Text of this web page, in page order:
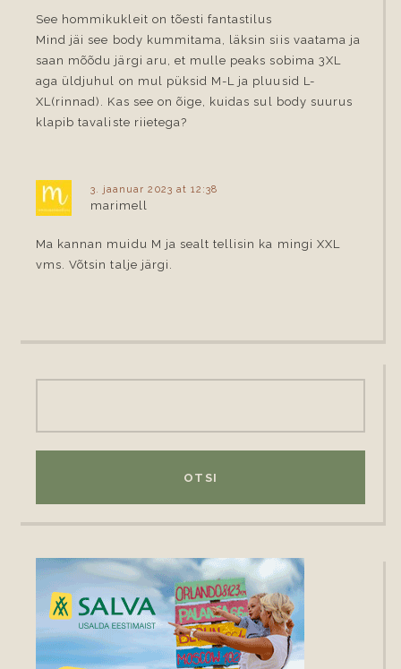
See hommikukleit on tõesti fantastilus
Mind jäi see body kummitama, läksin siis vaatama ja
saan mõõdu järgi aru, et mulle peaks sobima 3XL
aga üldjuhul on mul püksid M-L ja pluusid L-
XL(rinnad). Kas see on õige, kuidas sul body suurus
klapib tavaliste riietega?
3. jaanuar 2023 at 12:38
marimell
Ma kannan muidu M ja sealt tellisin ka mingi XXL
vms. Võtsin talje järgi.